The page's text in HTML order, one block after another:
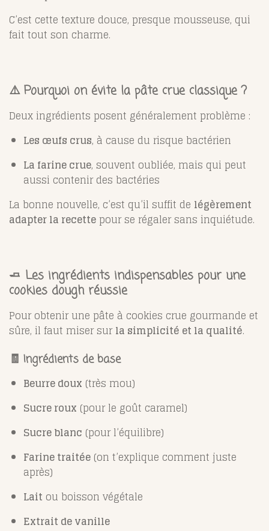
C’est cette texture douce, presque mousseuse, qui
fait tout son charme.
⚠️ Pourquoi on évite la pâte crue classique ?
Deux ingrédients posent généralement problème :
Les œufs crus, à cause du risque bactérien
La farine crue, souvent oubliée, mais qui peut
aussi contenir des bactéries
La bonne nouvelle, c’est qu’il suffit de légèrement
adapter la recette pour se régaler sans inquiétude.
🧈 Les ingrédients indispensables pour une
cookies dough réussie
Pour obtenir une pâte à cookies crue gourmande et
sûre, il faut miser surla simplicité et la qualité.
🧾 Ingrédients de base
Beurre doux (très mou)
Sucre roux (pour le goût caramel)
Sucre blanc (pour l’équilibre)
Farine traitée (on t’explique comment juste
après)
Lait ou boisson végétale
Extrait de vanille